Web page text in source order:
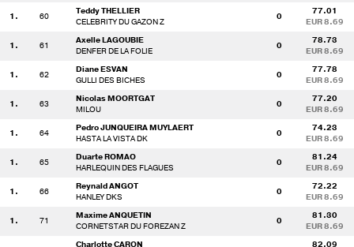
1. 60
Teddy THELLIER
CELEBRITY DU GAZON Z
0
77.01
EUR 8.69
1. 61
Axelle LAGOUBIE
DENFER DE LA FOLIE
0
78.73
EUR 8.69
1. 62
Diane ESVAN
GULLI DES BICHES
0
77.78
EUR 8.69
1. 63
Nicolas MOORTGAT
MILOU
0
77.20
EUR 8.69
1. 64
Pedro JUNQUEIRA MUYLAERT
HASTA LA VISTA DK
0
74.23
EUR 8.69
1. 65
Duarte ROMAO
HARLEQUIN DES FLAGUES
0
81.24
EUR 8.69
1. 66
Reynald ANGOT
HANLEY DKS
0
72.22
EUR 8.69
1. 71
Maxime ANQUETIN
CORNETSTAR DU FOREZAN Z
0
81.30
EUR 8.69
Charlotte CARON 82.09